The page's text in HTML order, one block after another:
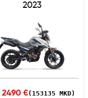
2023
2490 €(153135 MKD)